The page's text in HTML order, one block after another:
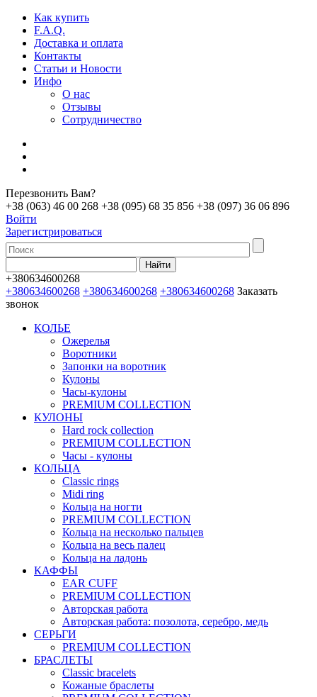
Как купить
F.A.Q.
Доставка и оплата
Контакты
Статьи и Новости
Инфо
О нас
Отзывы
Сотрудничество
Перезвонить Вам?
+38 (063) 46 00 268 +38 (095) 68 35 856 +38 (097) 36 06 896
Войти
Зарегистрироваться
+380634600268
+380634600268 +380634600268 +380634600268 Заказать
звонок
КОЛЬЕ
Ожерелья
Воротники
Запонки на воротник
Кулоны
Часы-кулоны
PREMIUM COLLECTION
КУЛОНЫ
Hard rock collection
PREMIUM COLLECTION
Часы - кулоны
КОЛЬЦА
Classic rings
Midi ring
Кольца на ногти
PREMIUM COLLECTION
Кольца на несколько пальцев
Кольца на весь палец
Кольца на ладонь
КАФФЫ
EAR CUFF
PREMIUM COLLECTION
Авторская работа
Авторская работа: позолота, серебро, медь
СЕРЬГИ
PREMIUM COLLECTION
БРАСЛЕТЫ
Classic bracelets
Кожаные браслеты